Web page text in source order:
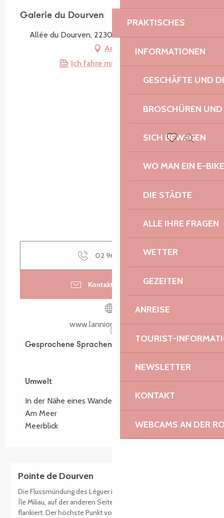
PRAKTISCHES
INFORMATIONEN
GESCHÄFTE UND
BROSCHÜREN
SICH BEWEGEN
WO MAN EIN E-
DIE STÄDTE
ALLE IHRE FRAGEN
WETTER
GEZEITEN
ANREISE
TOURIST-
NEWSLETTER
KONTAKT
WEBCAMS AN DER
Voir les favoris
Suche
Galerie du Dourven
Allée du Dourven, 22300 Trédrez-Locquémeau
Anfahrt
Ich fahre mit dem Zug hin!
02 96 05 92 ▒▒
Kontaktieren Sie uns
www.lannion-tregor.com
Gesprochene Sprachen
Gesprochene Sprachen
Umwelt
Umwelt
In der Nähe eines Wanderwegs
Am Meer
Meerblick
Pointe de Dourven
Die Flussmündung des Léguer ist auf der einen Seite von der
Île Miliau, auf der anderen Seite von der Pointe du Dourven
flankiert. Der höchste Punkt von Dourven bietet einen...